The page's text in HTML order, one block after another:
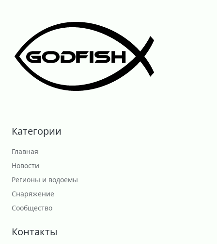
Категории
Главная
Новости
Регионы и водоемы
Снаряжение
Сообщество
Контакты